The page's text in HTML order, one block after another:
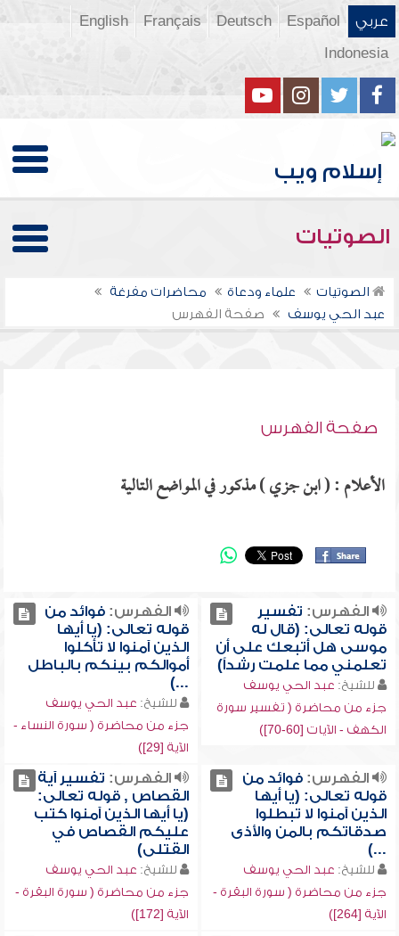
عربي Español
Deutsch
Français
English
Indonesia
الصوتيات
الصوتيات علماء ودعاة
محاضرات مفرغة
عبد الحي يوسف
صفحة الفهرس
صفحة الفهرس
الأعلام : ( ابن جزي ) مذكور في المواضع التالية
الفهرس: تفسير
قوله تعالى: (قال له
موسى هل أتبعك على أن
تعلمني مما علمت رشداً)
للشيخ: عبد الحي يوسف
جزء من محاضرة ( تفسير سورة
الكهف - الآيات [60-70])
الفهرس:فوائد من
قوله تعالى: (يا أيها
الذين آمنوا لا تأكلوا
أموالكم بينكم بالباطل
...)
للشيخ: عبد الحي يوسف
جزء من محاضرة ( سورة النساء -
الآية [29])
الفهرس:فوائد من
قوله تعالى: (يا أيها
الذين آمنوا لا تبطلوا
صدقاتكم بالمن والأذى
...)
للشيخ: عبد الحي يوسف
جزء من محاضرة ( سورة البقرة -
الآية [264])
الفهرس: تفسير آية
القصاص , قوله تعالى:
(يا أيها الذين آمنوا كتب
عليكم القصاص في
القتلى)
للشيخ: عبد الحي يوسف
جزء من محاضرة ( سورة البقرة -
الآية [172])